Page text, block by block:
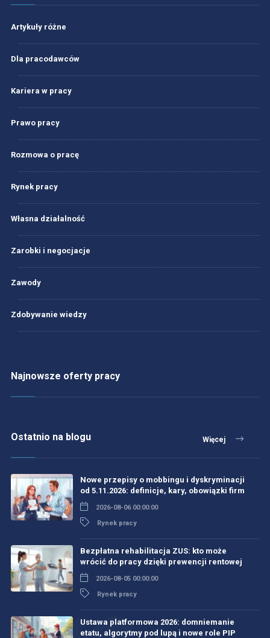
Artykuły różne
Dla pracodawców
Kariera w pracy
Prawo pracy
Rozmowa o pracę
Rynek pracy
Własna działalność
Zarobki i negocjacje
Zawody
Zdobywanie wiedzy
Najnowsze oferty pracy
Ostatnio na blogu Więcej
Nowe przepisy o mobbingu i dyskryminacji
od 5.11.2026: definicje, kary, obowiązki firm
2026-08-06 00:00:00
Rynek pracy
Bezpłatna rehabilitacja ZUS: kto może
wrócić do pracy dzięki prewencji rentowej
2026-08-05 00:00:00
Rynek pracy
Ustawa platformowa 2026: domniemanie
etatu, algorytmy pod lupą i nowe role PIP